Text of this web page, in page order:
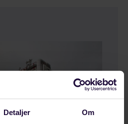
Detaljer Om